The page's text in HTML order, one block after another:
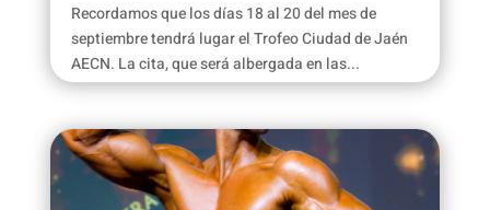
Recordamos que los días 18 al 20 del mes de
septiembre tendrá lugar el Trofeo Ciudad de Jaén
AECN. La cita, que será albergada en las...